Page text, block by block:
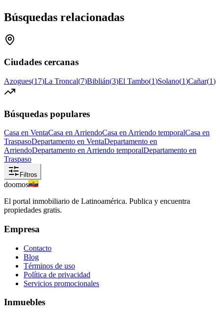
Búsquedas relacionadas
Ciudades cercanas
Azogues(17)La Troncal(7)Biblián(3)El Tambo(1)Solano(1)Cañar(1)
Búsquedas populares
Casa en VentaCasa en ArriendoCasa en Arriendo temporalCasa en
TraspasoDepartamento en VentaDepartamento en
ArriendoDepartamento en Arriendo temporalDepartamento en
Traspaso
Filtros
doomos
El portal inmobiliario de Latinoamérica. Publica y encuentra
propiedades gratis.
Empresa
Contacto
Blog
Términos de uso
Política de privacidad
Servicios promocionales
Inmuebles